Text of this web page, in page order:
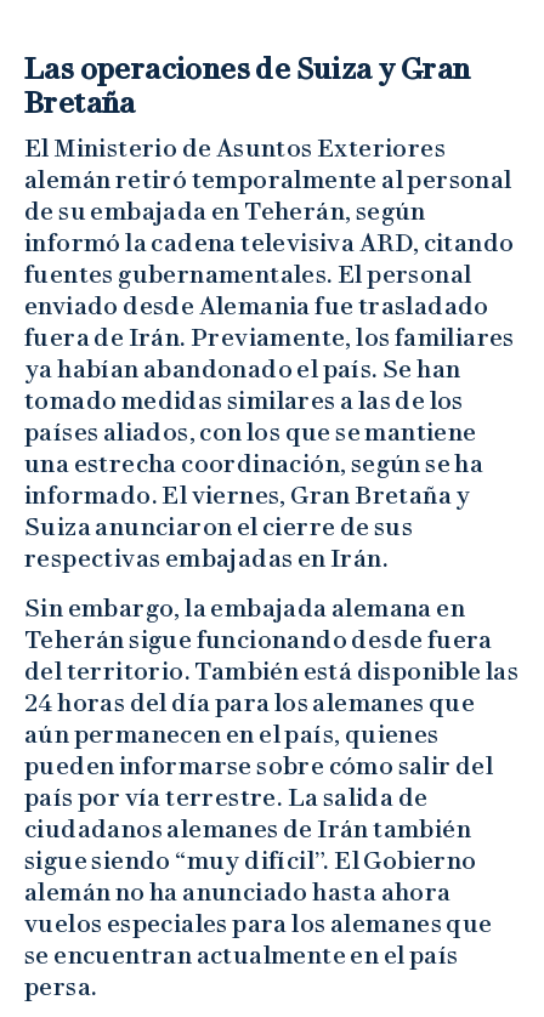
Las operaciones de Suiza y Gran
Bretaña
El Ministerio de Asuntos Exteriores
alemán retiró temporalmente al personal
de su embajada en Teherán, según
informó la cadena televisiva ARD, citando
fuentes gubernamentales. El personal
enviado desde Alemania fue trasladado
fuera de Irán. Previamente, los familiares
ya habían abandonado el país. Se han
tomado medidas similares a las de los
países aliados, con los que se mantiene
una estrecha coordinación, según se ha
informado. El viernes, Gran Bretaña y
Suiza anunciaron el cierre de sus
respectivas embajadas en Irán.
Sin embargo, la embajada alemana en
Teherán sigue funcionando desde fuera
del territorio. También está disponible las
24 horas del día para los alemanes que
aún permanecen en el país, quienes
pueden informarse sobre cómo salir del
país por vía terrestre. La salida de
ciudadanos alemanes de Irán también
sigue siendo “muy difícil”. El Gobierno
alemán no ha anunciado hasta ahora
vuelos especiales para los alemanes que
se encuentran actualmente en el país
persa.